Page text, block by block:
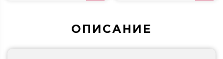
ОПИСАНИЕ